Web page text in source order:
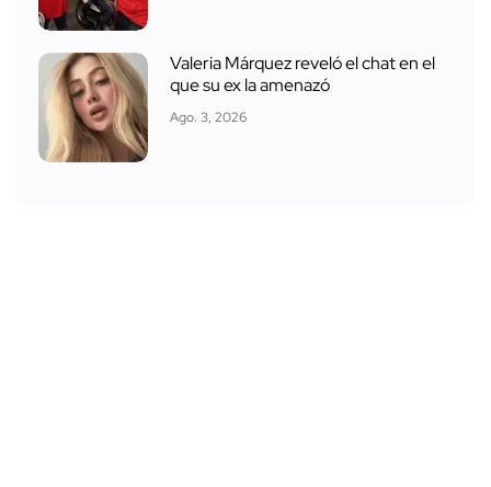
Valeria Márquez reveló el chat en el
que su ex la amenazó
Ago. 3, 2026